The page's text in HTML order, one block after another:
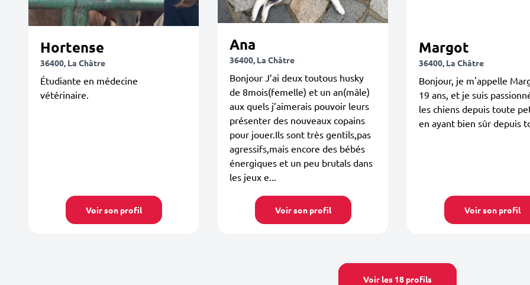
Hortense
36400, La Châtre
Étudiante en médecine
vétérinaire.
Voir son profil
Ana
36400, La Châtre
Bonjour J’ai deux toutous husky
de 8mois(femelle) et un an(mâle)
aux quels j’aimerais pouvoir leurs
présenter des nouveaux copains
pour jouer.Ils sont très gentils,pas
agressifs,mais encore des bébés
énergiques et un peu brutals dans
les jeux e...
Voir son profil
Margot
36400, La Châtre
Bonjour, je m'appelle
19 ans, et je suis
les chiens depuis toute
en ayant bien sûr depuis
Voir son profil
Voir les 18 profils